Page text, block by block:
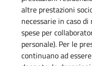
altre prestazioni
necessarie in caso
spese per
personale). Per le
continuano ad